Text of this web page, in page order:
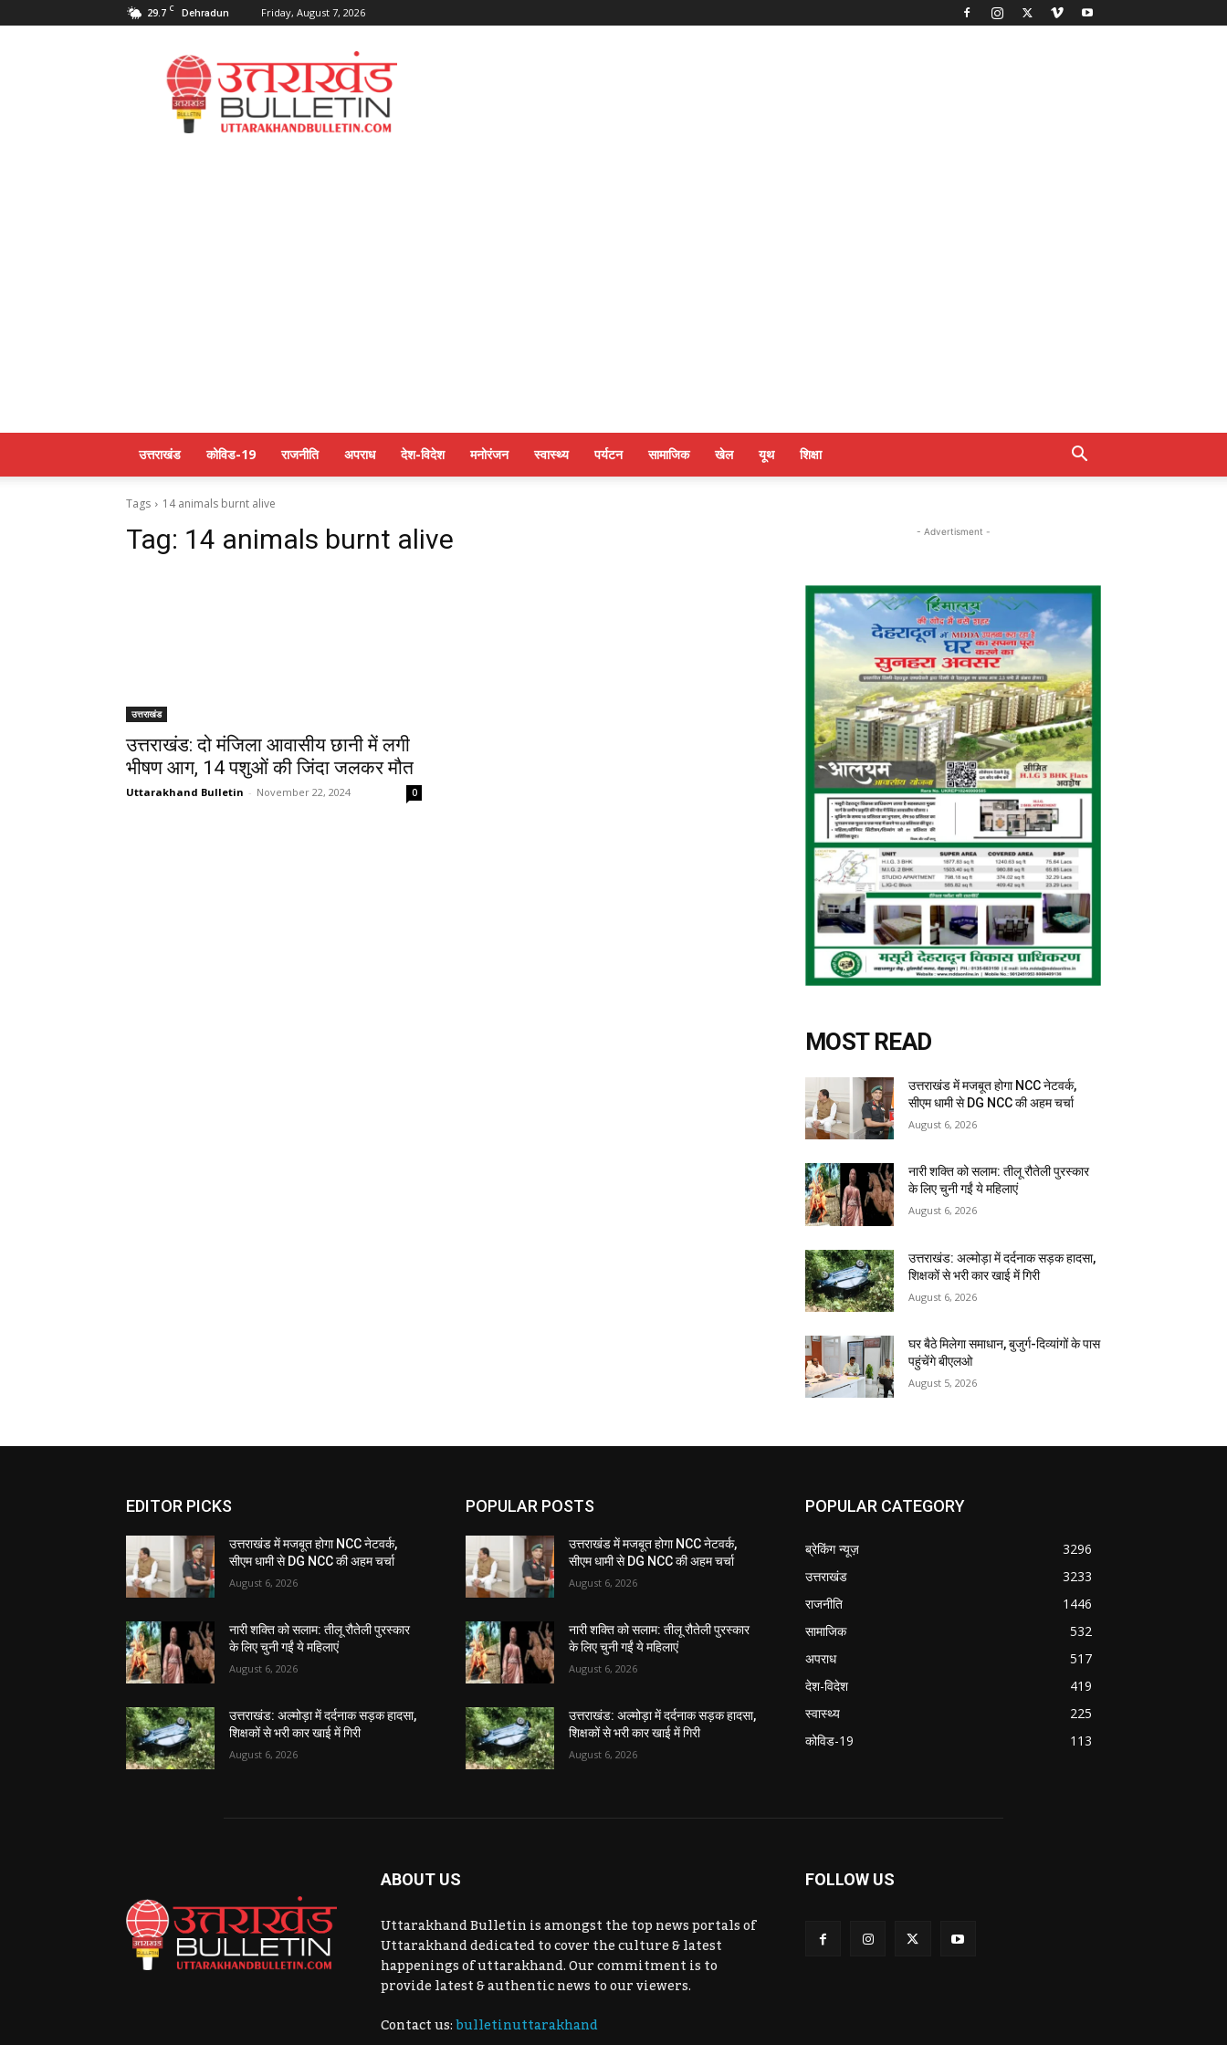
29.7 C Dehradun Friday, August 7, 2026
Uttarakahnd
Bulletin
उत्तराखंड कोविड-19 राजनीति अपराध देश-विदेश मनोरंजन स्वास्थ्य पर्यटन सामाजिक खेल यूथ शिक्षा
Tags 14 animals burnt alive
Tag: 14 animals burnt alive
उत्तराखंड
उत्तराखंड: दो मंजिला आवासीय छानी में लगी
भीषण आग, 14 पशुओं की जिंदा जलकर मौत
Uttarakhand Bulletin - November 22, 2024 0
- Advertisment -
MOST READ
उत्तराखंड में मजबूत होगा NCC नेटवर्क,
सीएम धामी से DG NCC की अहम चर्चा
August 6, 2026
नारी शक्ति को सलाम: तीलू रौतेली पुरस्कार
के लिए चुनी गईं ये महिलाएं
August 6, 2026
उत्तराखंड: अल्मोड़ा में दर्दनाक सड़क हादसा,
शिक्षकों से भरी कार खाई में गिरी
August 6, 2026
घर बैठे मिलेगा समाधान, बुजुर्ग-दिव्यांगों के पास
पहुंचेंगे बीएलओ
August 5, 2026
EDITOR PICKS
उत्तराखंड में मजबूत होगा NCC नेटवर्क,
सीएम धामी से DG NCC की अहम चर्चा
August 6, 2026
नारी शक्ति को सलाम: तीलू रौतेली पुरस्कार
के लिए चुनी गईं ये महिलाएं
August 6, 2026
उत्तराखंड: अल्मोड़ा में दर्दनाक सड़क हादसा,
शिक्षकों से भरी कार खाई में गिरी
August 6, 2026
POPULAR POSTS
उत्तराखंड में मजबूत होगा NCC नेटवर्क,
सीएम धामी से DG NCC की अहम चर्चा
August 6, 2026
नारी शक्ति को सलाम: तीलू रौतेली पुरस्कार
के लिए चुनी गईं ये महिलाएं
August 6, 2026
उत्तराखंड: अल्मोड़ा में दर्दनाक सड़क हादसा,
शिक्षकों से भरी कार खाई में गिरी
August 6, 2026
POPULAR CATEGORY
ब्रेकिंग न्यूज़
3296
उत्तराखंड
3233
राजनीति
1446
सामाजिक
532
अपराध
517
देश-विदेश
419
स्वास्थ्य
225
कोविड-19
113
ABOUT US
Uttarakhand Bulletin is amongst the top news portals of
Uttarakhand dedicated to cover the culture & latest
happenings of uttarakhand. Our commitment is to
provide latest & authentic news to our viewers.
Contact us:bulletinuttarakhand
FOLLOW US